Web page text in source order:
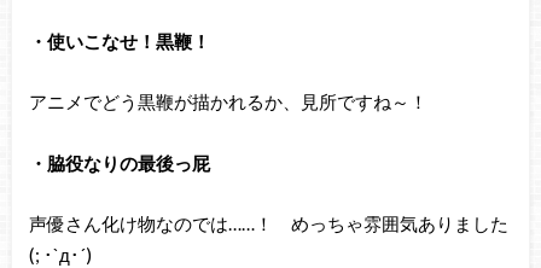
・使いこなせ！黒鞭！
アニメでどう黒鞭が描かれるか、見所ですね～！
・脇役なりの最後っ屁
声優さん化け物なのでは……！ めっちゃ雰囲気ありました
(; ･`д･´)